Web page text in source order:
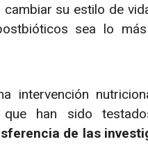
su estilo de
sea lo
intervención
que han sido
de las